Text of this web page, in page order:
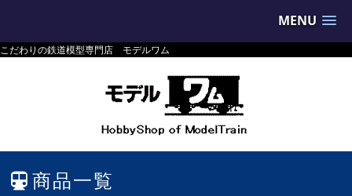
MENU
こだわりの鉄道模型専門店 モデルワム
商品一覧